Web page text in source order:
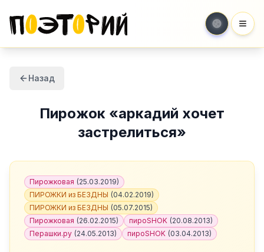
Назад
Пирожок «аркадий хочет
застрелиться»
Пирожковая (25.03.2019)
ПИРОЖКИ из БЕЗДНЫ (04.02.2019)
ПИРОЖКИ из БЕЗДНЫ (05.07.2015)
Пирожковая (26.02.2015) пироSHOK (20.08.2013)
Перашки.ру (24.05.2013) пироSHOK (03.04.2013)